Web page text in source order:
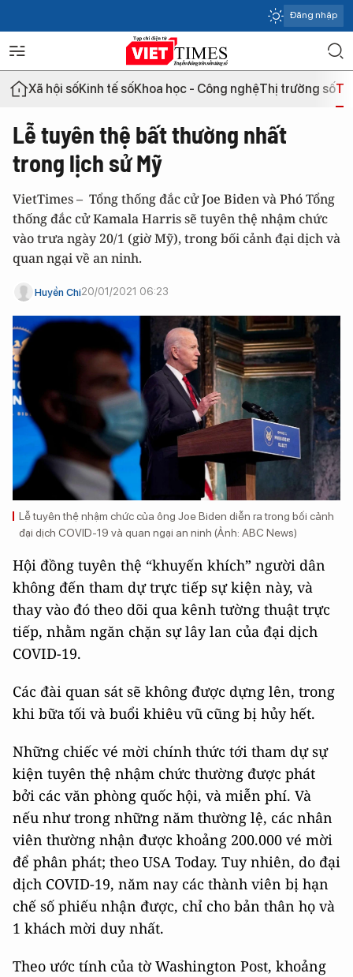
Đăng nhập
Xã hội sốKinh tế sốKhoa học - Công nghệThị trường số
Lễ tuyên thệ bất thường nhất
trong lịch sử Mỹ
VietTimes – Tổng thống đắc cử Joe Biden và Phó Tổng
thống đắc cử Kamala Harris sẽ tuyên thệ nhậm chức
vào trưa ngày 20/1 (giờ Mỹ), trong bối cảnh đại dịch và
quan ngại về an ninh.
Huyền Chi20/01/2021 06:23
Lễ tuyên thệ nhậm chức của ông Joe Biden diễn ra trong bối cảnh
đại dịch COVID-19 và quan ngại an ninh (Ảnh: ABC News)
Hội đồng tuyên thệ “khuyến khích” người dân
không đến tham dự trực tiếp sự kiện này, và
thay vào đó theo dõi qua kênh tường thuật trực
tiếp, nhằm ngăn chặn sự lây lan của đại dịch
COVID-19.
Các đài quan sát sẽ không được dựng lên, trong
khi bữa tối và buổi khiêu vũ cũng bị hủy hết.
Những chiếc vé mời chính thức tới tham dự sự
kiện tuyên thệ nhậm chức thường được phát
bởi các văn phòng quốc hội, và miễn phí. Và
nếu như trong những năm thường lệ, các nhân
viên thường nhận được khoảng 200.000 vé mời
để phân phát; theo USA Today. Tuy nhiên, do đại
dịch COVID-19, năm nay các thành viên bị hạn
chế số phiếu nhận được, chỉ cho bản thân họ và
1 khách mời duy nhất.
Theo ước tính của tờ Washington Post, khoảng